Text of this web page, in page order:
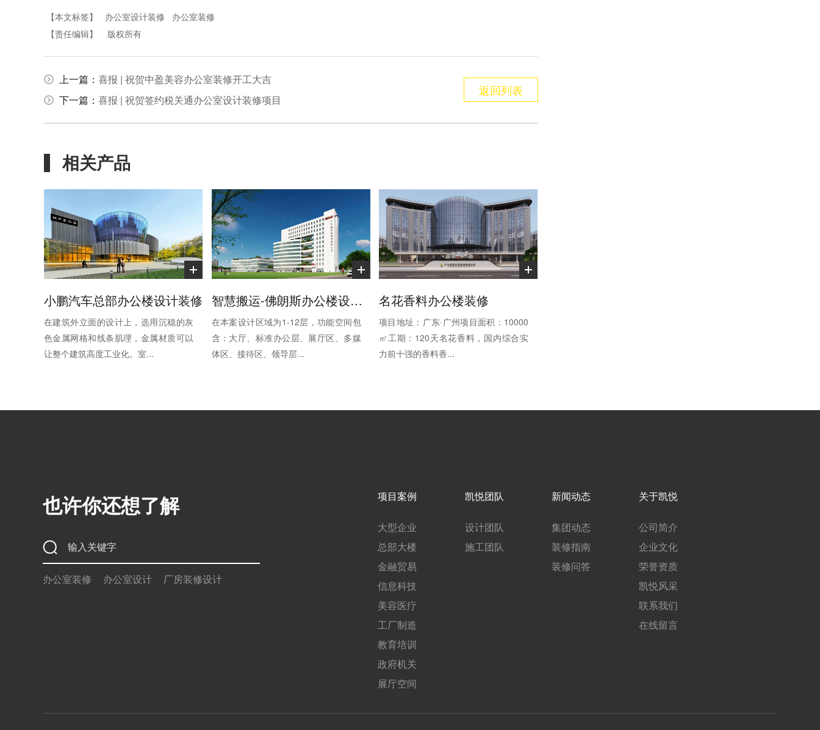
【本文标签】 办公室设计装修
办公室装修
【责任编辑】
版权所有
上一篇： 喜报 | 祝贺中盈美容办公室装修开工大吉
下一篇： 喜报 | 祝贺签约税关通办公室设计装修项目
返回列表
相关产品
小鹏汽车总部办公楼设计装修
在建筑外立面的设计上，选用沉稳的灰
色金属网格和线条肌理，金属材质可以
让整个建筑高度工业化。室...
智慧搬运-佛朗斯办公楼设计装修
在本案设计区域为1-12层，功能空间包
含：大厅、标准办公层、展厅区、多媒
体区、接待区、领导层...
名花香料办公楼装修
项目地址：广东·广州项目面积：10000
㎡工期：120天名花香料，国内综合实
力前十强的香料香...
也许你还想了解
办公室装修 办公室设计 厂房装修设计
项目案例
大型企业
总部大楼
金融贸易
信息科技
美容医疗
工厂制造
教育培训
政府机关
展厅空间
凯悦团队
设计团队
施工团队
新闻动态
集团动态
装修指南
装修问答
关于凯悦
公司简介
企业文化
荣誉资质
凯悦风采
联系我们
在线留言